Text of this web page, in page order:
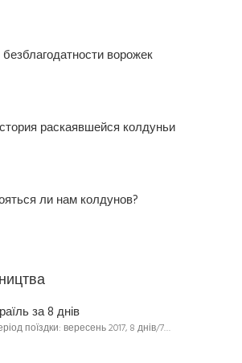
ворожек
раскаявшейся колдуньи
ли нам колдунов?
за 8 днів
поїздки: вересень 2017, 8 днів/7…